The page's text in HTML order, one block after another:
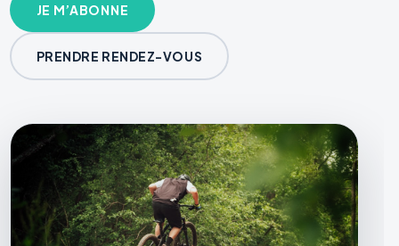
JE M’ABONNE
PRENDRE RENDEZ-VOUS